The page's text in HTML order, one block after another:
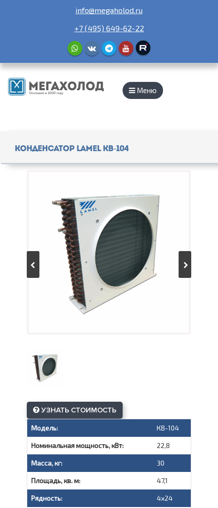
info@megaholod.ru
+7 (495) 649-62-22
Меню
Конденсатор Lamel КВ-104
УЗНАТЬ СТОИМОСТЬ
Модель: КВ-104
Номинальная мощность, кВт: 22,8
Масса, кг: 30
Площадь, кв. м: 47,1
Рядность: 4х24